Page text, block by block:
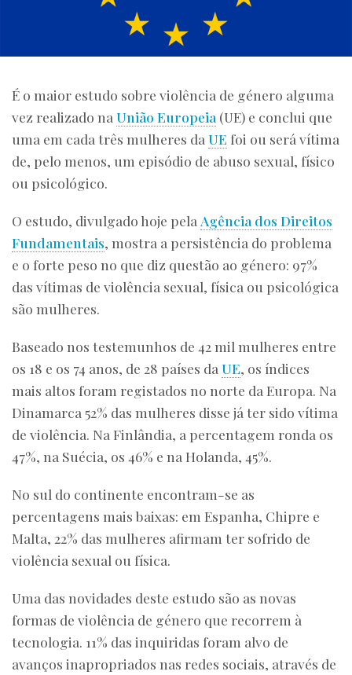
É o maior estudo sobre violência de género alguma
vez realizado na União Europeia (UE) e conclui que
uma em cada três mulheres da UE foi ou será vítima
de, pelo menos, um episódio de abuso sexual, físico
ou psicológico.
O estudo, divulgado hoje pela Agência dos Direitos
Fundamentais, mostra a persistência do problema
e o forte peso no que diz questão ao género: 97%
das vítimas de violência sexual, física ou psicológica
são mulheres.
Baseado nos testemunhos de 42 mil mulheres entre
os 18 e os 74 anos, de 28 países da UE, os índices
mais altos foram registados no norte da Europa. Na
Dinamarca 52% das mulheres disse já ter sido vítima
de violência. Na Finlândia, a percentagem ronda os
47%, na Suécia, os 46% e na Holanda, 45%.
No sul do continente encontram-se as
percentagens mais baixas: em Espanha, Chipre e
Malta, 22% das mulheres afirmam ter sofrido de
violência sexual ou física.
Uma das novidades deste estudo são as novas
formas de violência de género que recorrem à
tecnologia. 11% das inquiridas foram alvo de
avanços inapropriados nas redes sociais, através de